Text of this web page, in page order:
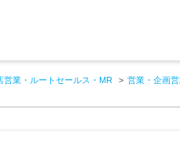
営業・ルートセールス・MR 営業・企画営